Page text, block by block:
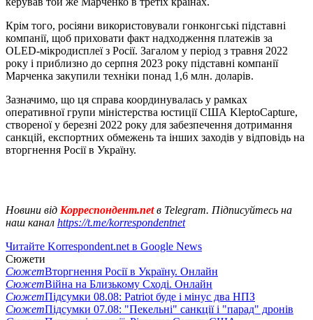
Крім того, росіяни використовували гонконгські підставні
компанії, щоб приховати факт надходження платежів за
OLED-мікродисплеї з Росії. Загалом у період з травня 2022
року і приблизно до серпня 2023 року підставні компанії
Марченка закупили техніки понад 1,6 млн. доларів.
Зазначимо, що ця справа координувалась у рамках
оперативної групи міністерства юстиції США KleptoCapture,
створеної у березні 2022 року для забезпечення дотримання
санкцій, експортних обмежень та інших заходів у відповідь на
вторгнення Росії в Україну.
Новини від Корреспондент.netв Telegram. Підписуйтесь на
наш канал https://t.me/korrespondentnet
Читайте Korrespondent.net в Google News
Сюжети
СюжетВторгнення Росії в Україну. Онлайн
СюжетВійна на Близькому Сході. Онлайн
СюжетПідсумки 08.08: Patriot буде і мінус два НПЗ
СюжетПідсумки 07.08: "Пекельні" санкції і "парад" дронів